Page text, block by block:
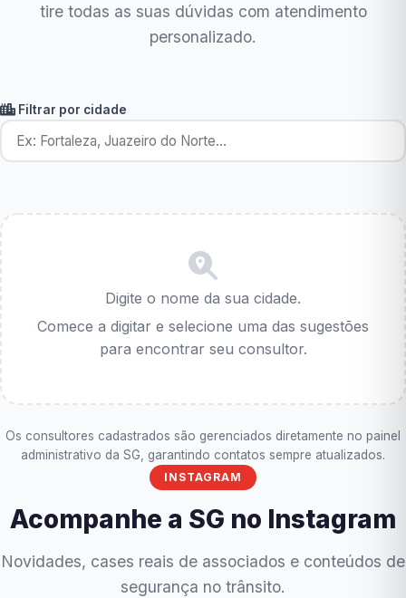
tire todas as suas dúvidas com atendimento
personalizado.
Filtrar por cidade
Digite o nome da sua cidade.
Comece a digitar e selecione uma das sugestões
para encontrar seu consultor.
Os consultores cadastrados são gerenciados diretamente no painel
administrativo da SG, garantindo contatos sempre atualizados.
INSTAGRAM
Acompanhe a SG no Instagram
Novidades, cases reais de associados e conteúdos de
segurança no trânsito.